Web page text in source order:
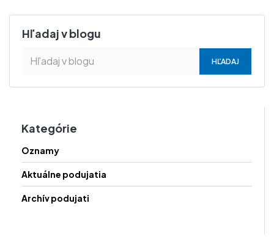
Hľadaj v blogu
Kategórie
Oznamy
Aktuálne podujatia
Archív podujati